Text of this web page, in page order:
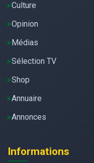
Culture
Opinion
Médias
Sélection TV
Shop
Annuaire
Annonces
Informations